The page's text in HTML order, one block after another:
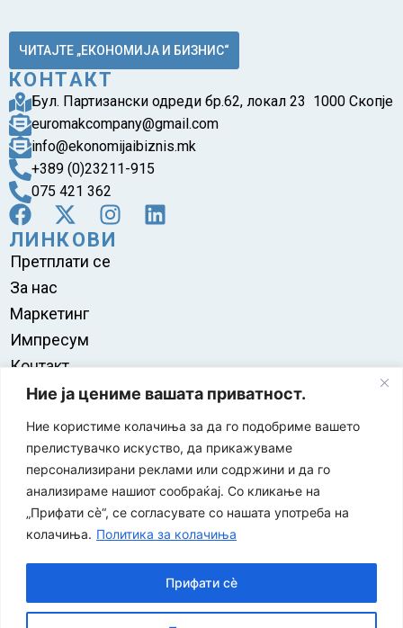
Ние ја цениме вашата приватност.
Ние користиме колачиња за да го подобриме вашето
прелистувачко искуство, да прикажуваме
персонализирани реклами или содржини и да го
анализираме нашиот сообраќај. Со кликање на
„Прифати сè“, се согласувате со нашата употреба на
колачиња. Политика за колачиња
Прифати сè
ЧИТАЈТЕ „ЕКОНОМИЈА И БИЗНИС“
КОНТАКТ
Бул. Партизански одреди бр.62, локал 23 1000 Скопје
euromakcompany@gmail.com
info@ekonomijaibiznis.mk
+389 (0)23211-915
075 421 362
ЛИНКОВИ
Претплати се
За нас
Маркетинг
Импресум
Контакт
Правила на користење